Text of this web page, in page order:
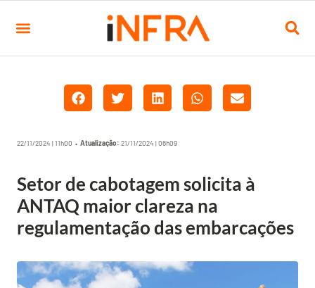
22/11/2024 | 11h00 • Atualização: 21/11/2024 | 06h09
Setor de cabotagem solicita à
ANTAQ maior clareza na
regulamentação das embarcações